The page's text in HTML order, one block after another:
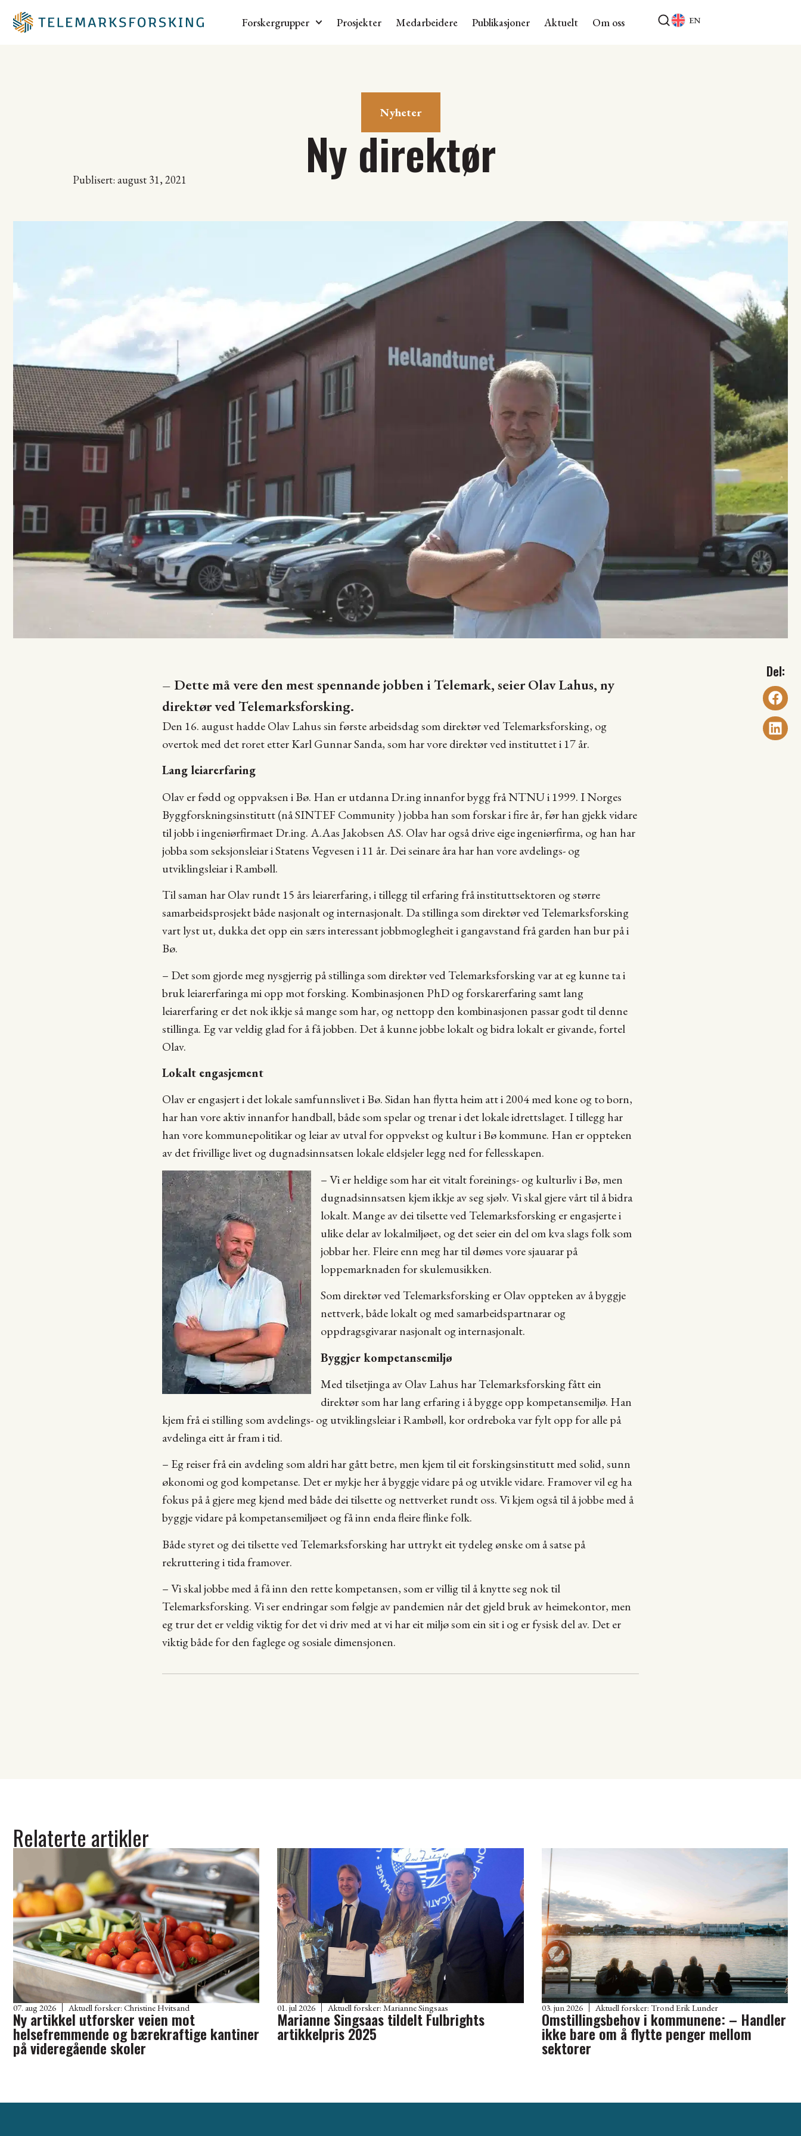
Forskergrupper Prosjekter Medarbeidere Publikasjoner Aktuelt Om oss EN
Nyheter
Ny direktør
Publisert: august 31, 2021
– Dette må vere den mest spennande jobben i Telemark, seier Olav Lahus, ny
direktør ved Telemarksforsking.
Den 16. august hadde Olav Lahus sin første arbeidsdag som direktør ved Telemarksforsking, og
overtok med det roret etter Karl Gunnar Sanda, som har vore direktør ved instituttet i 17 år.
Lang leiarerfaring
Olav er fødd og oppvaksen i Bø. Han er utdanna Dr.ing innanfor bygg frå NTNU i 1999. I Norges
Byggforskningsinstitutt (nå SINTEF Community ) jobba han som forskar i fire år, før han gjekk vidare
til jobb i ingeniørfirmaet Dr.ing. A.Aas Jakobsen AS. Olav har også drive eige ingeniørfirma, og han har
jobba som seksjonsleiar i Statens Vegvesen i 11 år. Dei seinare åra har han vore avdelings- og
utviklingsleiar i Rambøll.
Til saman har Olav rundt 15 års leiarerfaring, i tillegg til erfaring frå instituttsektoren og større
samarbeidsprosjekt både nasjonalt og internasjonalt. Da stillinga som direktør ved Telemarksforsking
vart lyst ut, dukka det opp ein særs interessant jobbmoglegheit i gangavstand frå garden han bur på i
Bø.
– Det som gjorde meg nysgjerrig på stillinga som direktør ved Telemarksforsking var at eg kunne ta i
bruk leiarerfaringa mi opp mot forsking. Kombinasjonen PhD og forskarerfaring samt lang
leiarerfaring er det nok ikkje så mange som har, og nettopp den kombinasjonen passar godt til denne
stillinga. Eg var veldig glad for å få jobben. Det å kunne jobbe lokalt og bidra lokalt er givande, fortel
Olav.
Lokalt engasjement
Olav er engasjert i det lokale samfunnslivet i Bø. Sidan han flytta heim att i 2004 med kone og to born,
har han vore aktiv innanfor handball, både som spelar og trenar i det lokale idrettslaget. I tillegg har
han vore kommunepolitikar og leiar av utval for oppvekst og kultur i Bø kommune. Han er oppteken
av det frivillige livet og dugnadsinnsatsen lokale eldsjeler legg ned for fellesskapen.
– Vi er heldige som har eit vitalt foreinings- og kulturliv i Bø, men
dugnadsinnsatsen kjem ikkje av seg sjølv. Vi skal gjere vårt til å bidra
lokalt. Mange av dei tilsette ved Telemarksforsking er engasjerte i
ulike delar av lokalmiljøet, og det seier ein del om kva slags folk som
jobbar her. Fleire enn meg har til dømes vore sjauarar på
loppemarknaden for skulemusikken.
Som direktør ved Telemarksforsking er Olav oppteken av å byggje
nettverk, både lokalt og med samarbeidspartnarar og
oppdragsgivarar nasjonalt og internasjonalt.
Byggjer kompetansemiljø
Med tilsetjinga av Olav Lahus har Telemarksforsking fått ein
direktør som har lang erfaring i å bygge opp kompetansemiljø. Han
kjem frå ei stilling som avdelings- og utviklingsleiar i Rambøll, kor ordreboka var fylt opp for alle på
avdelinga eitt år fram i tid.
– Eg reiser frå ein avdeling som aldri har gått betre, men kjem til eit forskingsinstitutt med solid, sunn
økonomi og god kompetanse. Det er mykje her å byggje vidare på og utvikle vidare. Framover vil eg ha
fokus på å gjere meg kjend med både dei tilsette og nettverket rundt oss. Vi kjem også til å jobbe med å
byggje vidare på kompetansemiljøet og få inn enda fleire flinke folk.
Både styret og dei tilsette ved Telemarksforsking har uttrykt eit tydeleg ønske om å satse på
rekruttering i tida framover.
– Vi skal jobbe med å få inn den rette kompetansen, som er villig til å knytte seg nok til
Telemarksforsking. Vi ser endringar som følgje av pandemien når det gjeld bruk av heimekontor, men
eg trur det er veldig viktig for det vi driv med at vi har eit miljø som ein sit i og er fysisk del av. Det er
viktig både for den faglege og sosiale dimensjonen.
Relaterte artikler
07. aug 2026 Aktuell forsker: Christine Hvitsand
Ny artikkel utforsker veien mot
helsefremmende og bærekraftige kantiner
på videregående skoler
01. jul 2026 Aktuell forsker:Marianne Singsaas
Marianne Singsaas tildelt Fulbrights
artikkelpris 2025
03. jun 2026 Aktuell forsker: Trond Erik Lunder
Omstillingsbehov i kommunene: – Handler
ikke bare om å flytte penger mellom
sektorer